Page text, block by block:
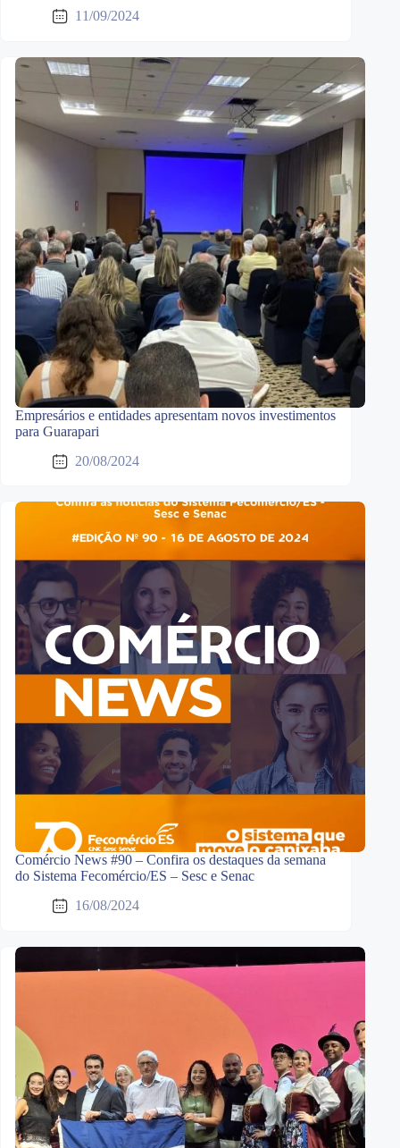
11/09/2024
Empresários e entidades apresentam novos investimentos
para Guarapari
20/08/2024
Comércio News #90 – Confira os destaques da semana
do Sistema Fecomércio/ES – Sesc e Senac
16/08/2024